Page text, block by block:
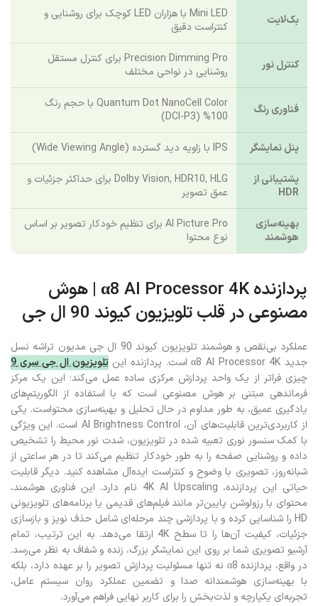
بک‌لایت
Mini LED با هزاران LED کوچک برای روشنایی و
کنتراست دقیق
کنترل نور
Precision Dimming Pro برای کنترل مستقل
روشنایی در نواحی مختلف
فناوری رنگ
Quantum Dot NanoCell Color با حجم رنگ
100% (DCI-P3)
پنل نمایشگر IPS با زاویه دید گسترده (Wide Viewing Angle)
پشتیبانی از
HDR
Dolby Vision, HDR10, HLG برای حداکثر جزئیات و
عمق تصویر
بهینه‌سازی
هوشمند
AI Picture Pro برای تنظیم خودکار تصویر بر اساس
نوع محتوا
پردازنده α8 AI Processor 4K | هوش
مصنوعی در قلب تلویزیون کیوند 90 ال جی
عملکرد بی‌نقص و هوشمند تلویزیون کیوند 90 ال جی مدیون تراشه نسل
جدید α8 AI Processor 4K است. پردازنده این
تلویزیون ال جی سری 9
چیزی فراتر از یک واحد پردازش مرکزی ساده عمل می‌کند؛ این یک مرکز
فرماندهی مبتنی بر هوش مصنوعی است که با استفاده از الگوریتم‌های
یادگیری عمیق، به طور مداوم در حال تحلیل و بهینه‌سازی محتواست. یکی
از کاربردی‌ترین قابلیت‌های آن، AI Brightness Control است. این ویژگی
با کمک سنسور نوری تعبیه شده در تلویزیون، شدت نور محیط را تشخیص
داده و روشنایی صفحه را به طور خودکار تنظیم می‌کند تا در هر ساعتی از
شبانه‌روز، تصویری با وضوح و کنتراست ایده‌آل مشاهده کنید. دیگر قابلیت
حیاتی این پردازنده، 4K AI Upscaling نام دارد. این فناوری هوشمند،
محتوای با رزولوشن پایین‌تر مانند فیلم‌های قدیمی یا برنامه‌های تلویزیونی
HD را شناسایی کرده و با پردازشی چند مرحله‌ای شامل حذف نویز و بازسازی
جزئیات، کیفیت آن‌ها را تا سطح 4K ارتقا می‌دهد. به این ترتیب، تمام
آرشیو تصویری شما بر روی این نمایشگر بزرگ، زنده و شفاف به نظر می‌رسد.
در واقع، پردازنده α8 نه تنها مسئولیت پردازش تصویر را بر عهده دارد، بلکه
با بهینه‌سازی هوشمندانه صدا و تضمین عملکرد روان سیستم عامل،
تجربه‌ای یکپارچه و لذت‌بخش را برای کاربر نهایی فراهم می‌آورد.